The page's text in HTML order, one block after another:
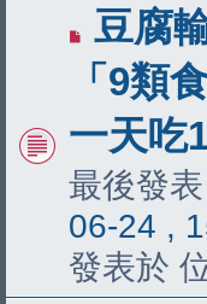
有
新
文
章
豆腐
「9類
一天吃
最後發
06-24 ,
發表於